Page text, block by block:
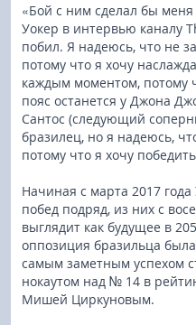
«Бой с ним сделал бы
Уокер в интервью каналу
побил. Я надеюсь, что не
потому что я хочу
каждым моментом, потому
пояс останется у Джона
Сантос (следующий
бразилец, но я надеюсь,
потому что я хочу
Начиная с марта 2017
побед подряд, из них с
выглядит как будущее в
оппозиция бразильца
самым заметным успехом
нокаутом над № 14 в
Мишей Циркуновым.